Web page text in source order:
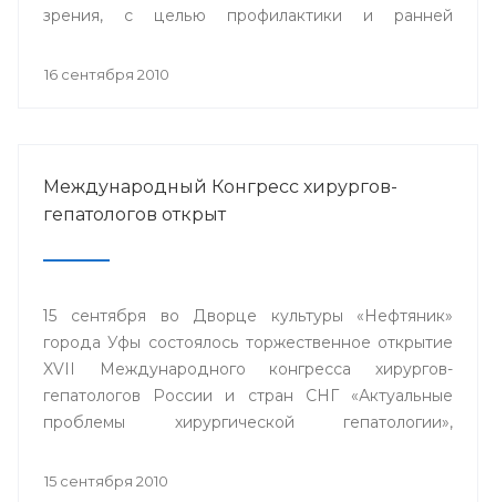
зрения, с целью профилактики и ранней
16 сентября 2010
Международный Конгресс хирургов-
гепатологов открыт
15 сентября во Дворце культуры «Нефтяник»
города Уфы состоялось торжественное открытие
XVII Международного конгресса хирургов-
гепатологов России и стран СНГ «Актуальные
проблемы хирургической гепатологии»,
Победы.
15 сентября 2010